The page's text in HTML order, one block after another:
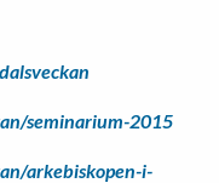
seminarium-2015
arkebiskopen-i-